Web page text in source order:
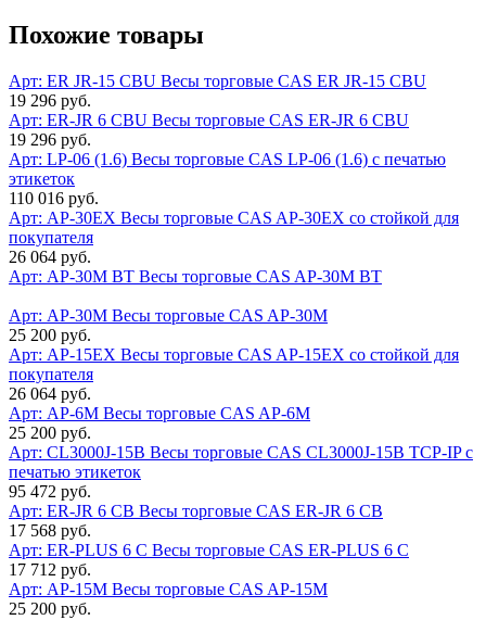
Похожие товары
Арт: ER JR-15 СBU Весы торговые CAS ER JR-15 СBU
19 296 руб.
Арт: ER-JR 6 CBU Весы торговые CAS ER-JR 6 CBU
19 296 руб.
Арт: LP-06 (1.6) Весы торговые CAS LP-06 (1.6) с печатью
этикеток
110 016 руб.
Арт: AP-30EX Весы торговые CAS AP-30EX со стойкой для
покупателя
26 064 руб.
Арт: AP-30M ВТ Весы торговые CAS AP-30M ВТ
Арт: AP-30M Весы торговые CAS AP-30M
25 200 руб.
Арт: AP-15EX Весы торговые CAS AP-15EX со стойкой для
покупателя
26 064 руб.
Арт: AP-6M Весы торговые CAS AP-6M
25 200 руб.
Арт: CL3000J-15B Весы торговые CAS CL3000J-15B TCP-IP с
печатью этикеток
95 472 руб.
Арт: ER-JR 6 CB Весы торговые CAS ER-JR 6 CB
17 568 руб.
Арт: ER-PLUS 6 C Весы торговые CAS ER-PLUS 6 C
17 712 руб.
Арт: AP-15M Весы торговые CAS AP-15M
25 200 руб.